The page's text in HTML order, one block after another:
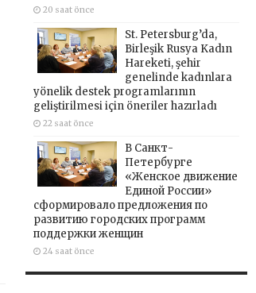
20 saat önce
St. Petersburg’da,
Birleşik Rusya Kadın
Hareketi, şehir
genelinde kadınlara
yönelik destek programlarının
geliştirilmesi için öneriler hazırladı
22 saat önce
В Санкт-
Петербурге
«Женское движение
Единой России»
сформировало предложения по
развитию городских программ
поддержки женщин
24 saat önce